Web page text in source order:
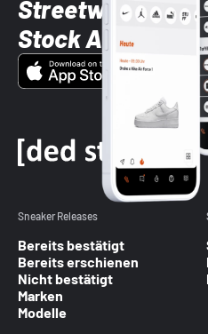
Streetwear-
Stock App
Sneaker Releases
Bereits bestätigt
Bereits erschienen
Nicht bestätigt
Marken
Modelle